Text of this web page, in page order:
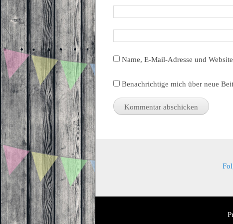
Name, E-Mail-Adresse und
Benachrichtige mich über neue